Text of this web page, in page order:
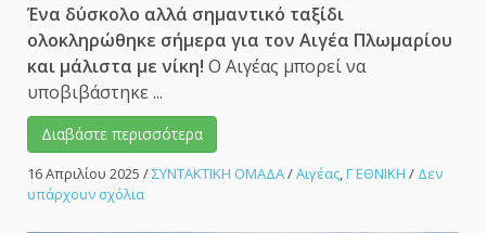
Ένα δύσκολο αλλά σημαντικό ταξίδι
ολοκληρώθηκε σήμερα για τον Αιγέα Πλωμαρίου
και μάλιστα με νίκη! Ο Αιγέας μπορεί να
υποβιβάστηκε ...
Διαβάστε περισσότερα
16 Απριλίου 2025 /ΣΥΝΤΑΚΤΙΚΗ ΟΜΑΔΑ/Αιγέας,Γ ΕΘΝΙΚΗ / Δεν
υπάρχουν σχόλιαστο